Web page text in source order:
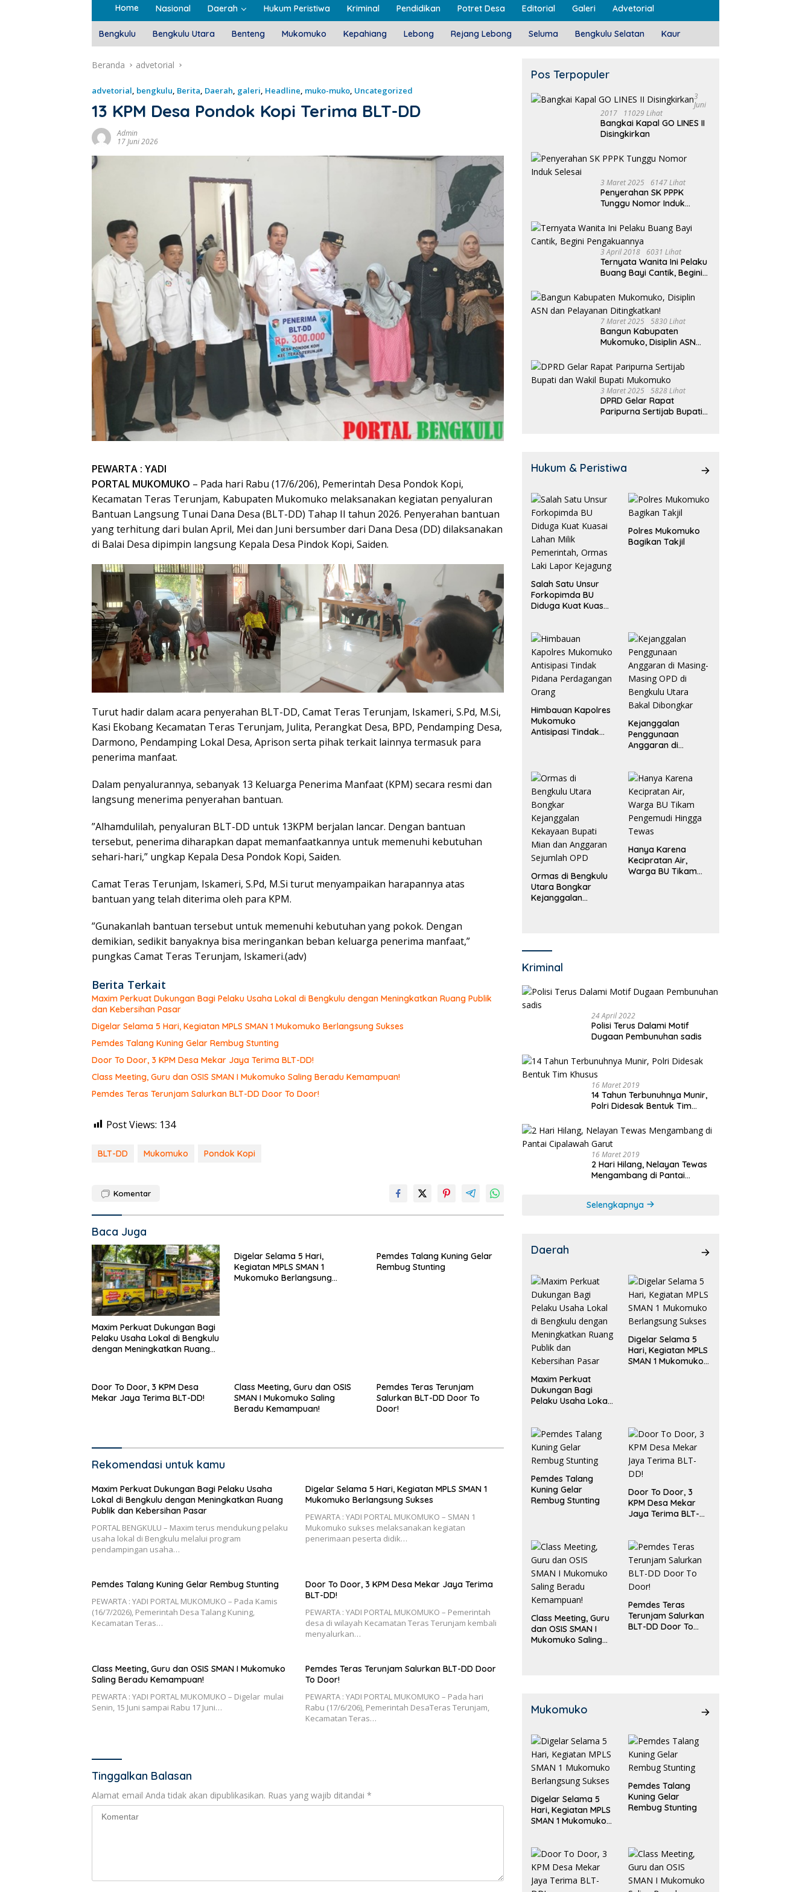
Home Nasional Daerah Hukum Peristiwa Kriminal Pendidikan Potret Desa Editorial Galeri Advetorial
Bengkulu Bengkulu Utara Benteng Mukomuko Kepahiang Lebong Rejang Lebong Seluma Bengkulu Selatan Kaur
Beranda advetorial
advetorial bengkulu Berita Daerah galeri Headline muko-muko Uncategorized
13 KPM Desa Pondok Kopi Terima BLT-DD
Admin
17 Juni 2026
PEWARTA : YADI
PORTAL MUKOMUKO – Pada hari Rabu (17/6/206), Pemerintah Desa Pondok Kopi,
Kecamatan Teras Terunjam, Kabupaten Mukomuko melaksanakan kegiatan penyaluran
Bantuan Langsung Tunai Dana Desa (BLT-DD) Tahap II tahun 2026. Penyerahan bantuan
yang terhitung dari bulan April, Mei dan Juni bersumber dari Dana Desa (DD) dilaksanakan
di Balai Desa dipimpin langsung Kepala Desa Pindok Kopi, Saiden.
Turut hadir dalam acara penyerahan BLT-DD, Camat Teras Terunjam, Iskameri, S.Pd, M.Si,
Kasi Ekobang Kecamatan Teras Terunjam, Julita, Perangkat Desa, BPD, Pendamping Desa,
Darmono, Pendamping Lokal Desa, Aprison serta pihak terkait lainnya termasuk para
penerima manfaat.
Dalam penyalurannya, sebanyak 13 Keluarga Penerima Manfaat (KPM) secara resmi dan
langsung menerima penyerahan bantuan.
”Alhamdulilah, penyaluran BLT-DD untuk 13KPM berjalan lancar. Dengan bantuan
tersebut, penerima diharapkan dapat memanfaatkannya untuk memenuhi kebutuhan
sehari-hari,” ungkap Kepala Desa Pondok Kopi, Saiden.
Camat Teras Terunjam, Iskameri, S.Pd, M.Si turut menyampaikan harapannya atas
bantuan yang telah diterima oleh para KPM.
”Gunakanlah bantuan tersebut untuk memenuhi kebutuhan yang pokok. Dengan
demikian, sedikit banyaknya bisa meringankan beban keluarga penerima manfaat,”
pungkas Camat Teras Terunjam, Iskameri.(adv)
Berita Terkait
Maxim Perkuat Dukungan Bagi Pelaku Usaha Lokal di Bengkulu dengan Meningkatkan Ruang Publik
dan Kebersihan Pasar
Digelar Selama 5 Hari, Kegiatan MPLS SMAN 1 Mukomuko Berlangsung Sukses
Pemdes Talang Kuning Gelar Rembug Stunting
Door To Door, 3 KPM Desa Mekar Jaya Terima BLT-DD!
Class Meeting, Guru dan OSIS SMAN I Mukomuko Saling Beradu Kemampuan!
Pemdes Teras Terunjam Salurkan BLT-DD Door To Door!
Post Views: 134
BLT-DD Mukomuko Pondok Kopi
Komentar
Baca Juga
Maxim Perkuat Dukungan Bagi
Pelaku Usaha Lokal di Bengkulu
dengan Meningkatkan Ruang
Digelar Selama 5 Hari,
Kegiatan MPLS SMAN 1
Mukomuko Berlangsung
Pemdes Talang Kuning Gelar
Rembug Stunting
Door To Door, 3 KPM Desa
Mekar Jaya Terima BLT-DD!
Class Meeting, Guru dan OSIS
SMAN I Mukomuko Saling
Beradu Kemampuan!
Pemdes Teras Terunjam
Salurkan BLT-DD Door To
Door!
Rekomendasi untuk kamu
Maxim Perkuat Dukungan Bagi Pelaku Usaha
Lokal di Bengkulu dengan Meningkatkan Ruang
Publik dan Kebersihan Pasar
PORTAL BENGKULU – Maxim terus mendukung pelaku
usaha lokal di Bengkulu melalui program
pendampingan usaha…
Digelar Selama 5 Hari, Kegiatan MPLS SMAN 1
Mukomuko Berlangsung Sukses
PEWARTA : YADI PORTAL MUKOMUKO – SMAN 1
Mukomuko sukses melaksanakan kegiatan
penerimaan peserta didik…
Pemdes Talang Kuning Gelar Rembug Stunting
PEWARTA : YADI PORTAL MUKOMUKO – Pada Kamis
(16/7/2026), Pemerintah Desa Talang Kuning,
Kecamatan Teras…
Door To Door, 3 KPM Desa Mekar Jaya Terima
BLT-DD!
PEWARTA : YADI PORTAL MUKOMUKO – Pemerintah
desa di wilayah Kecamatan Teras Terunjam kembali
menyalurkan…
Class Meeting, Guru dan OSIS SMAN I Mukomuko
Saling Beradu Kemampuan!
PEWARTA : YADI PORTAL MUKOMUKO – Digelar mulai
Senin, 15 Juni sampai Rabu 17 Juni…
Pemdes Teras Terunjam Salurkan BLT-DD Door
To Door!
PEWARTA : YADI PORTAL MUKOMUKO – Pada hari
Rabu (17/6/206), Pemerintah DesaTeras Terunjam,
Kecamatan Teras…
Tinggalkan Balasan
Alamat email Anda tidak akan dipublikasikan. Ruas yang wajib ditandai *
Pos Terpopuler
3
Juni
2017
11029 Lihat
Bangkai Kapal GO LINES II
Disingkirkan
3 Maret 2025 6147 Lihat
Penyerahan SK PPPK
Tunggu Nomor Induk
3 April 2018 6031 Lihat
Ternyata Wanita Ini Pelaku
Buang Bayi Cantik, Begini
7 Maret 2025 5830 Lihat
Bangun Kabupaten
Mukomuko, Disiplin ASN
Ditingkatkan!
3 Maret 2025 5828 Lihat
DPRD Gelar Rapat
Paripurna Sertijab Bupati
Hukum & Peristiwa
Salah Satu Unsur
Forkopimda BU
Diduga Kuat Kuasai
Laki Lapor
Kejagung
Polres Mukomuko
Bagikan Takjil
Himbauan Kapolres
Mukomuko
Antisipasi Tindak
Kejanggalan
Penggunaan
Anggaran di
Bakal Dibongkar
Ormas di Bengkulu
Utara Bongkar
Kejanggalan
Hanya Karena
Kecipratan Air,
Warga BU Tikam
Kriminal
24 April 2022
Polisi Terus Dalami Motif
Dugaan Pembunuhan sadis
16 Maret 2019
14 Tahun Terbunuhnya Munir,
Polri Didesak Bentuk Tim
16 Maret 2019
2 Hari Hilang, Nelayan Tewas
Mengambang di Pantai
Selengkapnya
Daerah
Maxim Perkuat
Dukungan Bagi
Pelaku Usaha Lokal
Ruang Publik dan
Kebersihan Pasar
Digelar Selama 5
Hari, Kegiatan MPLS
SMAN 1 Mukomuko
Pemdes Talang
Kuning Gelar
Rembug Stunting
Door To Door, 3
KPM Desa Mekar
Jaya Terima BLT-
Class Meeting, Guru
dan OSIS SMAN I
Mukomuko Saling
Pemdes Teras
Terunjam Salurkan
BLT-DD Door To
Mukomuko
Digelar Selama 5
Hari, Kegiatan MPLS
SMAN 1 Mukomuko
Pemdes Talang
Kuning Gelar
Rembug Stunting